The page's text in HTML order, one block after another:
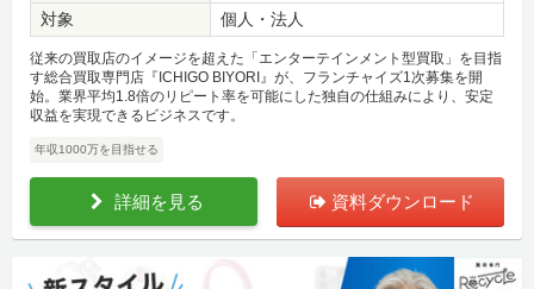
対象 個人・法人
従来の買取店のイメージを超えた「エンターテインメント型買取」を目指
す総合買取専門店『ICHIGO BIYORI』が、フランチャイズ1次募集を開
始。業界平均1.8倍のリピート率を可能にした独自の仕組みにより、安定
収益を実現できるビジネスです。
年収1000万を目指せる
詳細を見る 資料ダウンロード